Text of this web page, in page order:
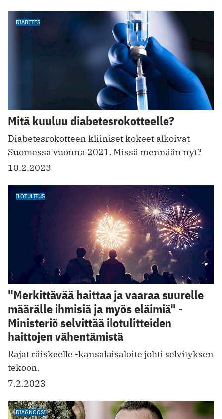
DIABETES
Mitä kuuluu diabetesrokotteelle?
Diabetesrokotteen kliiniset kokeet alkoivat
Suomessa vuonna 2021. Missä mennään nyt?
10.2.2023
ILOTULITUS
"Merkittävää haittaa ja vaaraa suurelle
määrälle ihmisiä ja myös eläimiä" -
Ministeriö selvittää ilotulitteiden
haittojen vähentämistä
Rajat räiskeelle ­-kansalaisaloite johti selvityksen
tekoon.
7.2.2023
DIAGNOOSI